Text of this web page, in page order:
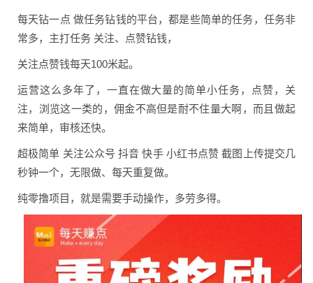
每天钻一点 做任务钻钱的平台，都是些简单的任务，任务非
常多，主打任务 关注、点赞钻钱，
关注点赞钱每天100米起。
运营这么多年了，一直在做大量的简单小任务，点赞，关
注，浏览这一类的，佣金不高但是耐不住量大啊，而且做起
来简单，审核还快。
超极简单 关注公众号 抖音 快手 小红书点赞 截图上传提交几
秒钟一个，无限做、每天重复做。
纯零撸项目，就是需要手动操作，多劳多得。